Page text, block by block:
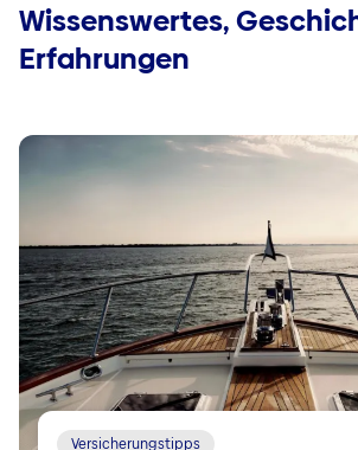
Wissenswertes,
Erfahrungen
Versicherungstipps